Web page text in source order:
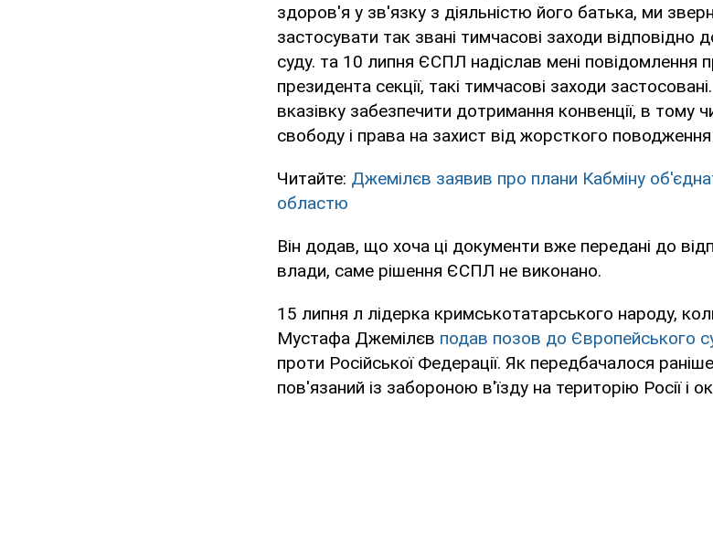
здоров'я у зв'язку з діяльністю його батька, ми
застосувати так звані тимчасові заходи
суду. та 10 липня ЄСПЛ надіслав мені повідомлення
президента секції, такі тимчасові заходи
вказівку забезпечити дотримання конвенції, в тому
свободу і права на захист від жорсткого
Читайте: Джемілєв заявив про плани Кабміну
областю
Він додав, що хоча ці документи вже передані до
влади, саме рішення ЄСПЛ не виконано.
15 липня л лідерка кримськотатарського народу,
Мустафа Джемілєв подав позов до Європейського
проти Російської Федерації. Як передбачалося
пов'язаний із забороною в'їзду на територію Росії і